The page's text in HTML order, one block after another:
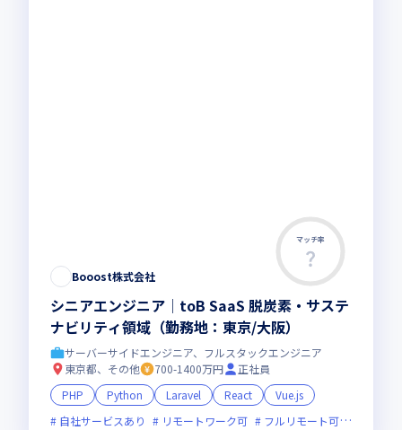
マッチ率
Booost株式会社
シニアエンジニア│toB SaaS 脱炭素・サステ
ナビリティ領域（勤務地：東京/大阪）
サーバーサイドエンジニア、フルスタックエンジニア
東京都、その他
700-1400万円
正社員
PHP
Python Laravel React
Vue.js
自社サービスあり
リモートワーク可 フルリモート可